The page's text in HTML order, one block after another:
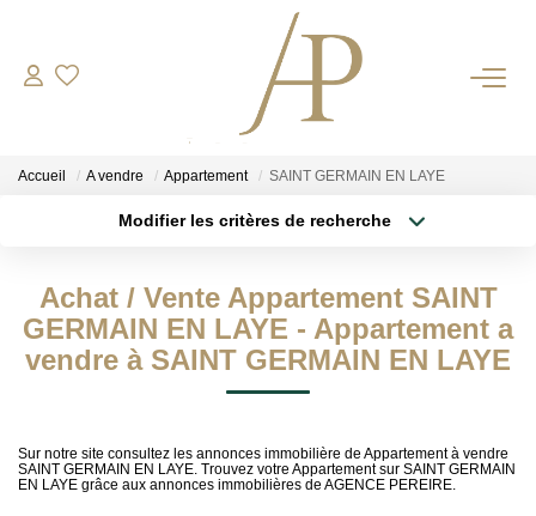
RECRUTEMENT
ESTIMER
Votre Bien
Accueil A vendre Appartement SAINT GERMAIN EN LAYE
Modifier les critères de recherche
Sélectionnez...
Type de bien
Surface min
Achat / Vente Appartement SAINT
GERMAIN EN LAYE - Appartement a
vendre à SAINT GERMAIN EN LAYE
Sur notre site consultez les annonces immobilière de Appartement à vendre
SAINT GERMAIN EN LAYE. Trouvez votre Appartement sur SAINT GERMAIN
EN LAYE grâce aux annonces immobilières de AGENCE PEREIRE.